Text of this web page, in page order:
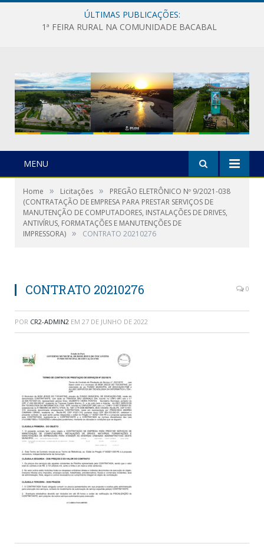
ÚLTIMAS PUBLICAÇÕES:
1ª FEIRA RURAL NA COMUNIDADE BACABAL
MENU
Home » Licitações »
PREGÃO ELETRÔNICO Nº 9/2021-038
(CONTRATAÇÃO DE EMPRESA PARA PRESTAR SERVIÇOS DE
MANUTENÇÃO DE COMPUTADORES, INSTALAÇÕES DE DRIVES,
ANTIVÍRUS, FORMATAÇÕES E MANUTENÇÕES DE
IMPRESSORA) » CONTRATO 20210276
CONTRATO 20210276 0
POR CR2-ADMIN2 EM 27 DE JUNHO DE 2022